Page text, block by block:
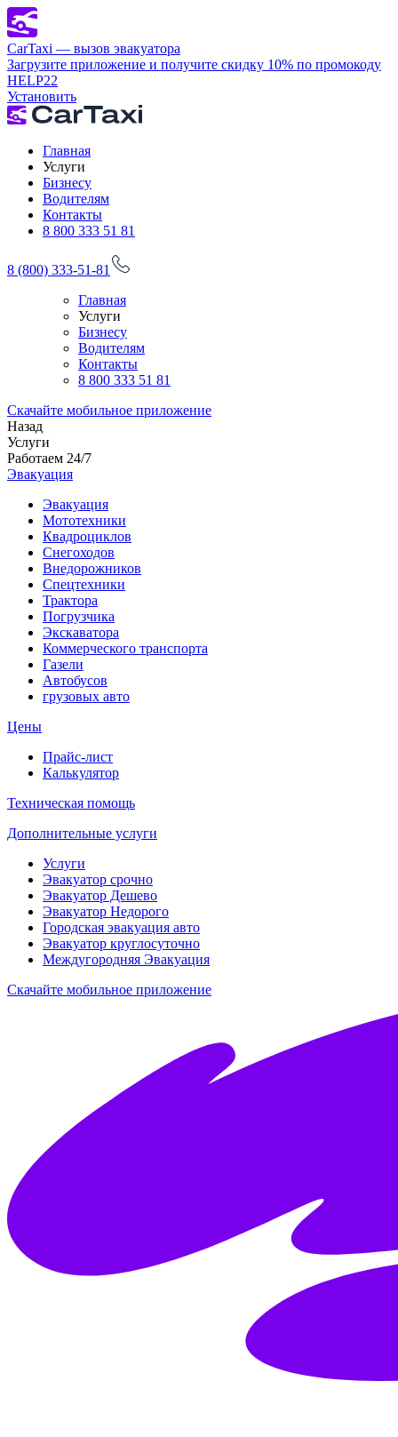
CarTaxi — вызов эвакуатора
Загрузите приложение и получите скидку 10% по промокоду
HELP22
Установить
Главная
Услуги
Бизнесу
Водителям
Контакты
8 800 333 51 81
8 (800) 333-51-81
Главная
Услуги
Бизнесу
Водителям
Контакты
8 800 333 51 81
Скачайте мобильное приложение
Назад
Услуги
Работаем 24/7
Эвакуация
Эвакуация
Мототехники
Квадроциклов
Снегоходов
Внедорожников
Спецтехники
Трактора
Погрузчика
Экскаватора
Коммерческого транспорта
Газели
Автобусов
грузовых авто
Цены
Прайс-лист
Калькулятор
Техническая помощь
Дополнительные услуги
Услуги
Эвакуатор срочно
Эвакуатор Дешево
Эвакуатор Недорого
Городская эвакуация авто
Эвакуатор круглосуточно
Междугородняя Эвакуация
Скачайте мобильное приложение